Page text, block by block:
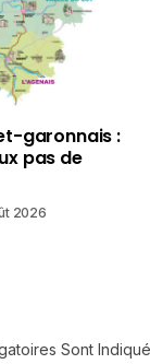
garonnais :
pas de
2026
Sont